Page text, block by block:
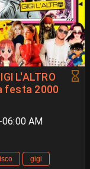
L'ALTRO
festa 2000
AM
gigi